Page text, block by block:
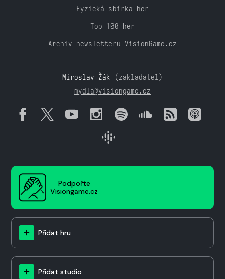
Fyzická sbírka her
Top 100 her
Archiv newsletteru VisionGame.cz
Miroslav Žák (zakladatel)
mydla@visiongame.cz
Podpořte
Visiongame.cz
Přidat hru
Přidat studio